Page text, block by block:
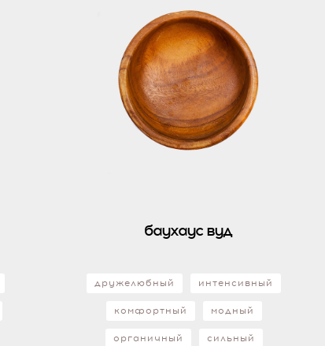
баухаус вуд
дружелюбный интенсивный
комфортный модный
органичный сильный